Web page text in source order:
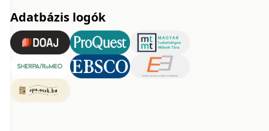
Adatbázis logók